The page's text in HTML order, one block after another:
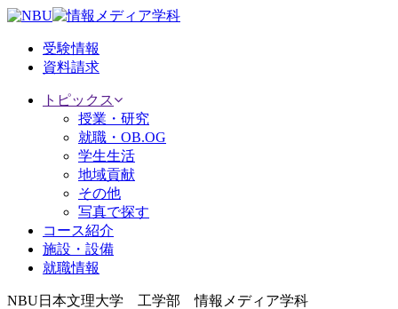
受験情報
資料請求
トピックス
授業・研究
就職・OB.OG
学生生活
地域貢献
その他
写真で探す
コース紹介
施設・設備
就職情報
NBU日本文理大学 工学部 情報メディア学科